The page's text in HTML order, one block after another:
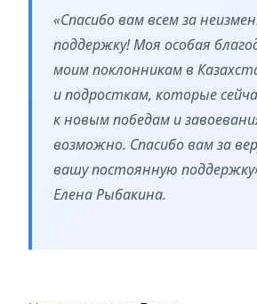
«Спасибо вам всем за
поддержку! Моя особая
моим поклонникам в
и подросткам, которые
к новым победам и
возможно. Спасибо вам за
вашу постоянную
Елена Рыбакина.